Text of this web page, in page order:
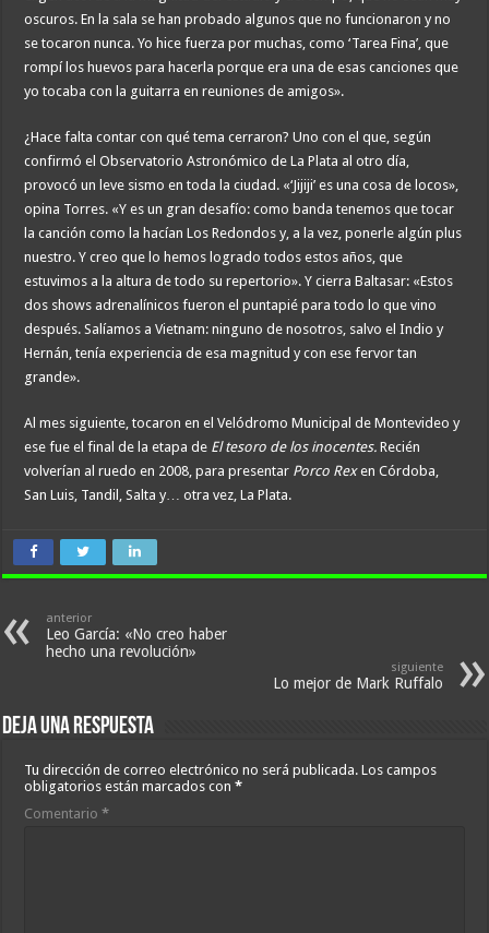
oscuros. En la sala se han probado algunos que no funcionaron y no
se tocaron nunca. Yo hice fuerza por muchas, como ‘Tarea Fina’, que
rompí los huevos para hacerla porque era una de esas canciones que
yo tocaba con la guitarra en reuniones de amigos».
¿Hace falta contar con qué tema cerraron? Uno con el que, según
confirmó el Observatorio Astronómico de La Plata al otro día,
provocó un leve sismo en toda la ciudad. «‘Jijiji’ es una cosa de locos»,
opina Torres. «Y es un gran desafío: como banda tenemos que tocar
la canción como la hacían Los Redondos y, a la vez, ponerle algún plus
nuestro. Y creo que lo hemos logrado todos estos años, que
estuvimos a la altura de todo su repertorio». Y cierra Baltasar: «Estos
dos shows adrenalínicos fueron el puntapié para todo lo que vino
después. Salíamos a Vietnam: ninguno de nosotros, salvo el Indio y
Hernán, tenía experiencia de esa magnitud y con ese fervor tan
grande».
Al mes siguiente, tocaron en el Velódromo Municipal de Montevideo y
ese fue el final de la etapa de El tesoro de los inocentes. Recién
volverían al ruedo en 2008, para presentar Porco Rexen Córdoba,
San Luis, Tandil, Salta y… otra vez, La Plata.
anterior
Leo García: «No creo haber
hecho una revolución»
siguiente
Lo mejor de Mark Ruffalo
Deja una respuesta
Tu dirección de correo electrónico no será publicada. Los campos
obligatorios están marcados con*
Comentario*